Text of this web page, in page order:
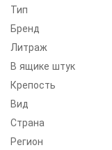
Тип
Бренд
Литраж
В ящике штук
Крепость
Вид
Страна
Регион